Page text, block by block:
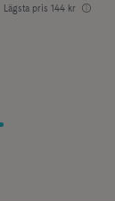
Lägsta pris 144 kr